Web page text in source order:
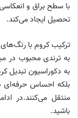
با سطح براق و
تحصیل ایجاد می‌کند.
ترکیب کروم با
به ترندی محبوب در
به دکوراسیون تبدیل
بلکه احساس حرفه‌ای
منتقل می‌کنند.در
باشید.